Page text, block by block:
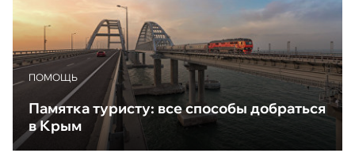
ПОМОЩЬ
Памятка туристу: все способы добраться
в Крым